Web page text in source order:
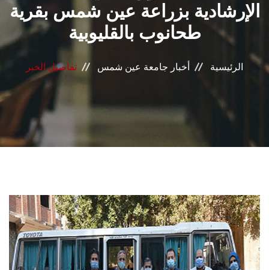
البحث العلمي
المراكز والوحدات
الأنظمة الذكية
الطلاب
هيئة التدريس
الإرشادية بزراعة عين شمس بقرية
طحانوب بالقليوبية
الرئيسية أخبار جامعة عين شمس تفاصيل الخبر